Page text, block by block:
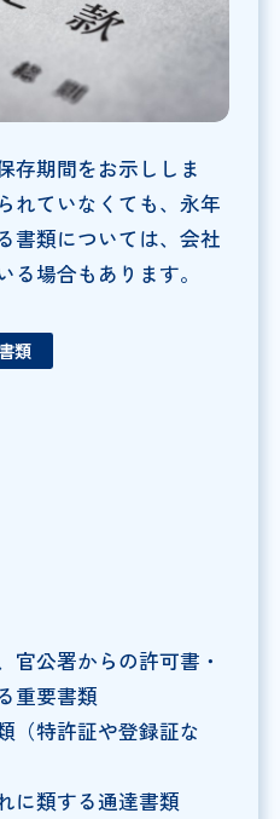
存期間をお示ししま
れていなくても、永年
書類については、会社
場合もあります。
類
官公署からの許可書・
重要書類
（特許証や登録証な
に類する通達書類